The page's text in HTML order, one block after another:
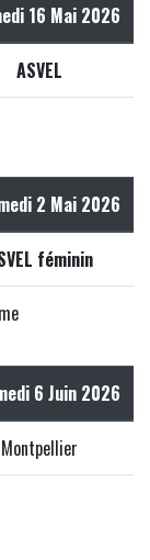
16 Mai 2026
ASVEL
2 Mai 2026
féminin
6 Juin 2026
Montpellier